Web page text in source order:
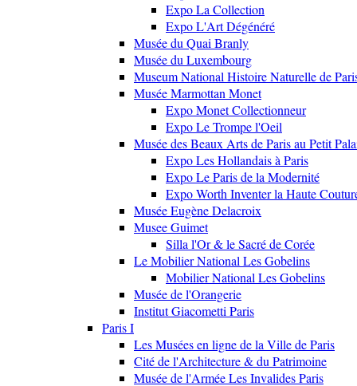
Expo La Collection
Expo L'Art Dégénéré
Musée du Quai Branly
Musée du Luxembourg
Museum National Histoire Naturelle de
Musée Marmottan Monet
Expo Monet Collectionneur
Expo Le Trompe l'Oeil
Musée des Beaux Arts de Paris au Petit
Expo Les Hollandais à Paris
Expo Le Paris de la Modernité
Expo Worth Inventer la Haute
Musée Eugène Delacroix
Musee Guimet
Silla l'Or & le Sacré de Corée
Le Mobilier National Les Gobelins
Mobilier National Les Gobelins
Musée de l'Orangerie
Institut Giacometti Paris
Paris I
Les Musées en ligne de la Ville de Paris
Cité de l'Architecture & du Patrimoine
Musée de l'Armée Les Invalides Paris